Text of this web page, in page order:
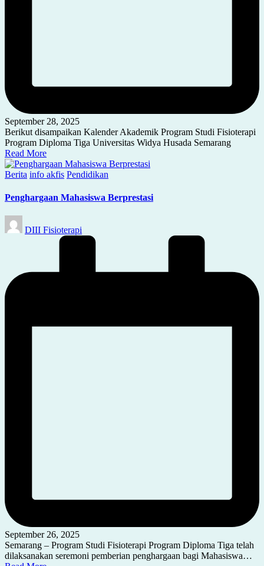
September 28, 2025
Berikut disampaikan Kalender Akademik Program Studi Fisioterapi
Program Diploma Tiga Universitas Widya Husada Semarang
Read More
Posted
Berita info akfis Pendidikan
Penghargaan Mahasiswa Berprestasi
Posted
by
DIII Fisioterapi
September 26, 2025
Semarang – Program Studi Fisioterapi Program Diploma Tiga telah
dilaksanakan seremoni pemberian penghargaan bagi Mahasiswa…